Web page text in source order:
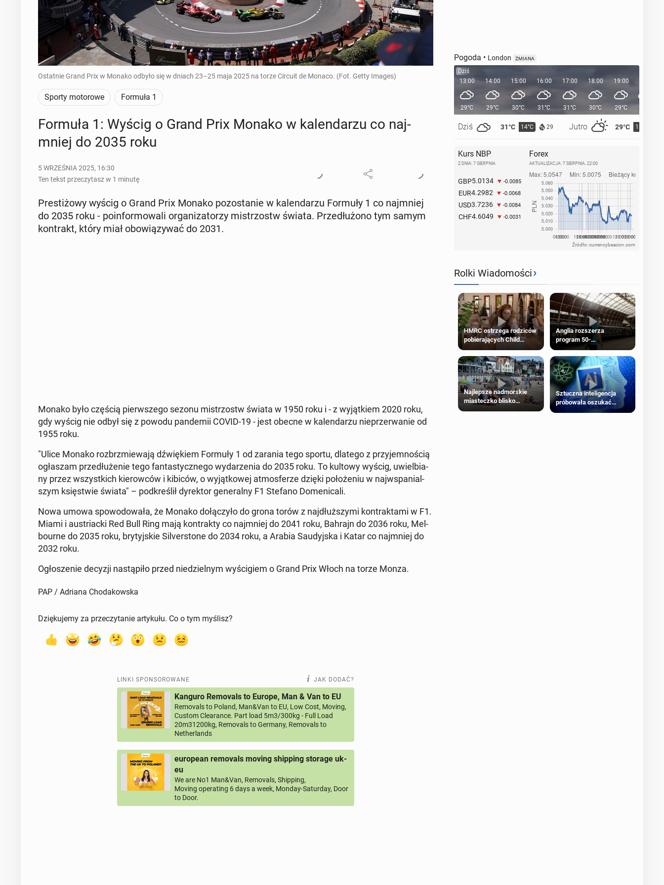
Ostatnie Grand Prix w Monako odbyło się w dniach 23–25 maja 2025 na torze Circuit de Monaco. (Fot. Getty Images)
Sporty motorowe Formuła 1
Formuła 1: Wyścig o Grand Prix Monako w ka­len­da­rzu co naj­
mniej do 2035 roku
5 WRZEŚNIA 2025, 16:30
Ten tekst przeczytasz w 1 minutę
Pre­sti­żo­wy wyścig o Grand Prix Monako po­zo­sta­nie w ka­len­da­rzu Formuły 1 co naj­mniej
do 2035 roku - po­in­for­mo­wa­li or­ga­ni­za­to­rzy mi­strzostw świata. Prze­dłu­żo­no tym samym
kon­trakt, który miał obo­wią­zy­wać do 2031.
Monako było częścią pierw­sze­go sezonu mi­strzostw świata w 1950 roku i - z wy­jąt­kiem 2020 roku,
gdy wyścig nie odbył się z powodu pan­de­mii COVID-19 - jest obecne w ka­len­da­rzu nie­prze­rwa­nie od
1955 roku.
"Ulice Monako roz­brzmie­wa­ją dźwię­kiem Formuły 1 od zarania tego sportu, dlatego z przy­jem­no­ścią
ogła­szam prze­dłu­że­nie tego fan­ta­stycz­ne­go wy­da­rze­nia do 2035 roku. To kultowy wyścig, uwiel­bia­
ny przez wszyst­kich kie­row­ców i kibiców, o wy­jąt­ko­wej at­mos­fe­rze dzięki po­ło­że­niu w naj­wspa­nial­
szym księ­stwie świata" – pod­kre­ślił dy­rek­tor ge­ne­ral­ny F1 Stefano Do­me­ni­ca­li.
Nowa umowa spo­wo­do­wa­ła, że Monako do­łą­czy­ło do grona torów z naj­dłuż­szy­mi kon­trak­ta­mi w F1.
Miami i au­striac­ki Red Bull Ring mają kon­trak­ty co naj­mniej do 2041 roku, Bahrajn do 2036 roku, Mel­
bo­ur­ne do 2035 roku, bry­tyj­skie Si­lver­sto­ne do 2034 roku, a Arabia Sau­dyj­ska i Katar co naj­mniej do
2032 roku.
Ogło­sze­nie decyzji na­stą­pi­ło przed nie­dziel­nym wy­ści­giem o Grand Prix Włoch na torze Monza.
PAP / Adriana Chodakowska
Dziękujemy za przeczytanie artykułu. Co o tym myślisz?
LINKI SPONSOROWANE JAK DODAĆ?
Kanguro Removals to Europe, Man & Van to EU
Removals to Poland, Man&Van to EU, Low Cost, Moving,
Custom Clearance. Part load 5m3/300kg - Full Load
20m31200kg, Removals to Germany, Removals to
Netherlands
european removals moving shipping storage uk-
eu
We are No1 Man&Van, Removals, Shipping,
Moving operating 6 days a week, Monday-Saturday, Door
to Door.
Pogoda • London ZMIANA
Dziś
13:00
29°C
Dziś 31°C 14°C 29 Jutro 29°C 15°C
14:00
29°C
15:00
30°C
16:00
31°C
17:00
31°C
18:00
30°C
19:00
29°C
Kurs NBP
Z DNIA: 7 SIERPNIA
GBP5.0134 -0.0085
EUR4.2982 -0.0068
USD3.7236 -0.0084
CHF4.6049 -0.0031
Forex
AKTUALIZACJA: 7 SIERPNIA, 22:00
Źródło: currencybeacon.com
Rolki Wiadomości›
HMRC ostrzega rodziców
pobierających Child
Benefit. Mogą być
zobowiązani do zwrotu
zasiłku
Anglia rozszerza
program 50-
procentowych zniżek
kolejowych na 18-latków
Najlepsze nadmorskie
miasteczko blisko
Sztuczna inteligencja
próbowała oszukać
człowieka